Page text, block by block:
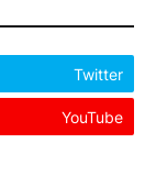
Twitter
YouTube